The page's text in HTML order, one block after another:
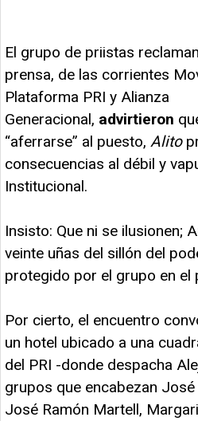
El grupo de priistas
prensa, de las corrientes
Plataforma PRI y Alianza
Generacional, advirtieron
“aferrarse” al puesto, Alito
consecuencias al débil y
Institucional.
Insisto: Que ni se ilusionen;
veinte uñas del sillón del
protegido por el grupo en el
Por cierto, el encuentro
un hotel ubicado a una
del PRI -donde despacha
grupos que encabezan
José Ramón Martell,